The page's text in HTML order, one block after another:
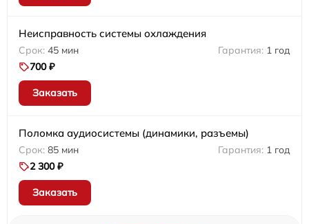
Неисправность системы охлаждения
45 мин
1 год
700 ₽
Заказать
Поломка аудиосистемы (динамики, разъемы)
85 мин
1 год
2 300 ₽
Заказать